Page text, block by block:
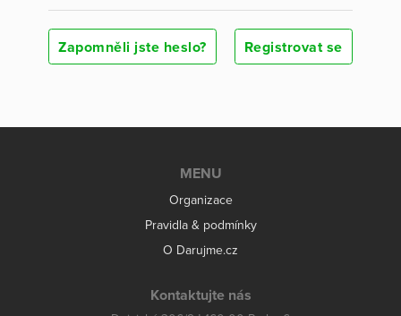
Zapomněli jste heslo? Registrovat se
MENU
Organizace
Pravidla & podmínky
O Darujme.cz
Kontaktujte nás